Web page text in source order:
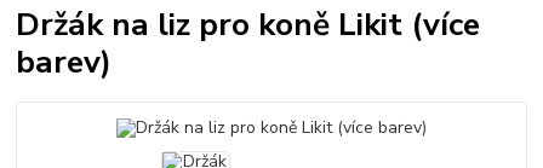
Držák na liz pro koně Likit (více
barev)